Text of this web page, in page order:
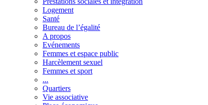
Logement
Santé
Bureau de l’égalité
A propos
Evénements
Femmes et espace public
Harcèlement sexuel
Femmes et sport
...
Quartiers
Vie associative